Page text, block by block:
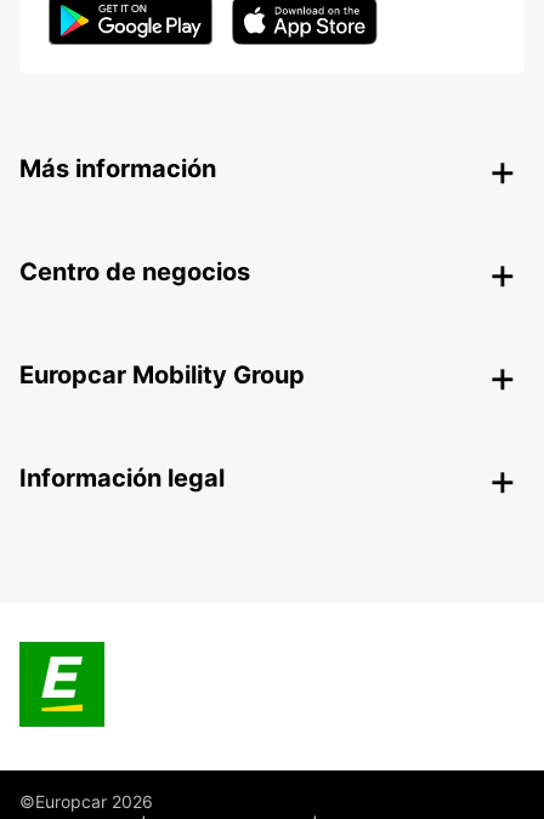
Más información
Centro de negocios
Europcar Mobility Group
Información legal
©Europcar 2026